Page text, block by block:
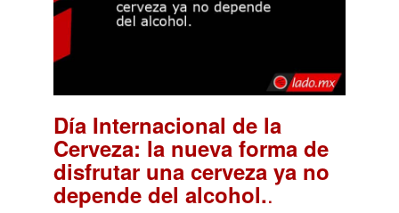
Día Internacional de la
Cerveza: la nueva forma de
disfrutar una cerveza ya no
depende del alcohol..